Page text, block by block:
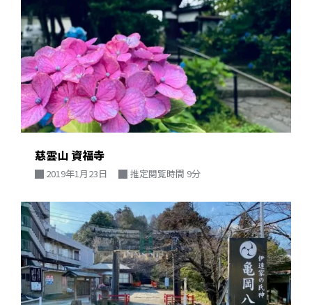
慈雲山 資福寺
2019年1月23日 推定閲覧時間 9分